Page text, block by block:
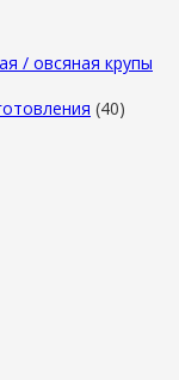
/ овсяная крупы
(40)